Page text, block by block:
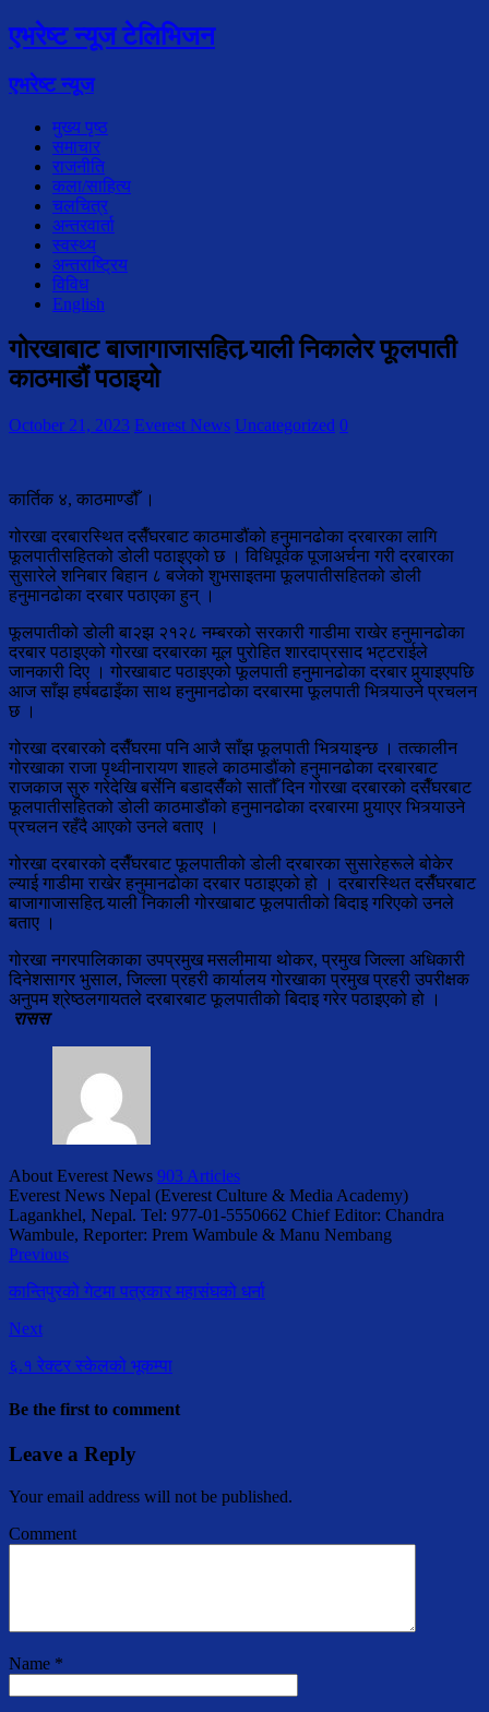
एभरेष्ट न्यूज टेलिभिजन
एभरेष्ट न्यूज
मुख्य पृष्ठ
समाचार
राजनीति
कला/साहित्य
चलचित्र
अन्तरवार्ता
स्वस्थ्य
अन्तराष्ट्रिय
विविध
English
गोरखाबाट बाजागाजासहित र्‍याली निकालेर फूलपाती
काठमाडौं पठाइयो
October 21, 2023 Everest News Uncategorized 0
कार्तिक ४, काठमाण्डौँ ।
गोरखा दरबारस्थित दसैँघरबाट काठमाडौंको हनुमानढोका दरबारका लागि
फूलपातीसहितको डोली पठाइएको छ । विधिपूर्वक पूजाअर्चना गरी दरबारका
सुसारेले शनिबार बिहान ८ बजेको शुभसाइतमा फूलपातीसहितको डोली
हनुमानढोका दरबार पठाएका हुन् ।
फूलपातीको डोली बा२झ २१२८ नम्बरको सरकारी गाडीमा राखेर हनुमानढोका
दरबार पठाइएको गोरखा दरबारका मूल पुरोहित शारदाप्रसाद भट्टराईले
जानकारी दिए । गोरखाबाट पठाइएको फूलपाती हनुमानढोका दरबार पुर्‍याइएपछि
आज साँझ हर्षबढाइँका साथ हनुमानढोका दरबारमा फूलपाती भित्र्याउने प्रचलन
छ ।
गोरखा दरबारको दसैँघरमा पनि आजै साँझ फूलपाती भित्र्याइन्छ । तत्कालीन
गोरखाका राजा पृथ्वीनारायण शाहले काठमाडौंको हनुमानढोका दरबारबाट
राजकाज सुरु गरेदेखि बर्सेनि बडादसैँको सातौँ दिन गोरखा दरबारको दसैँघरबाट
फूलपातीसहितको डोली काठमाडौंको हनुमानढोका दरबारमा पुर्‍याएर भित्र्याउने
प्रचलन रहँदै आएको उनले बताए ।
गोरखा दरबारको दसैँघरबाट फूलपातीको डोली दरबारका सुसारेहरूले बोकेर
ल्याई गाडीमा राखेर हनुमानढोका दरबार पठाइएको हो । दरबारस्थित दसैँघरबाट
बाजागाजासहित र्‍याली निकाली गोरखाबाट फूलपातीको बिदाइ गरिएको उनले
बताए ।
गोरखा नगरपालिकाका उपप्रमुख मसलीमाया थोकर, प्रमुख जिल्ला अधिकारी
दिनेशसागर भुसाल, जिल्ला प्रहरी कार्यालय गोरखाका प्रमुख प्रहरी उपरीक्षक
अनुपम श्रेष्ठलगायतले दरबारबाट फूलपातीको बिदाइ गरेर पठाइएको हो ।
रासस
About Everest News 903 Articles
Everest News Nepal (Everest Culture & Media Academy)
Lagankhel, Nepal. Tel: 977-01-5550662 Chief Editor: Chandra
Wambule, Reporter: Prem Wambule & Manu Nembang
Previous
कान्तिपुरको गेटमा पत्रकार महासंघको धर्ना
Next
६.१ रेक्टर स्केलको भूकम्पा
Be the first to comment
Leave a Reply
Your email address will not be published.
Comment
Name *